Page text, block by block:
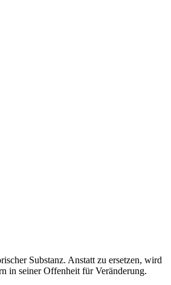
Substanz. Anstatt zu ersetzen, wird
in seiner Offenheit für Veränderung.